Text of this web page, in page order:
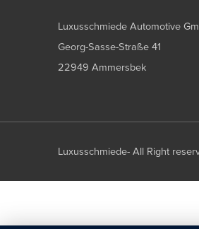
Luxusschmiede Automotive
Georg-Sasse-Straße 41
22949 Ammersbek
Luxusschmiede- All Right